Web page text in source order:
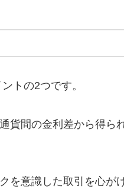
トの2つです。
貨間の金利差から得ら
を意識した取引を心が